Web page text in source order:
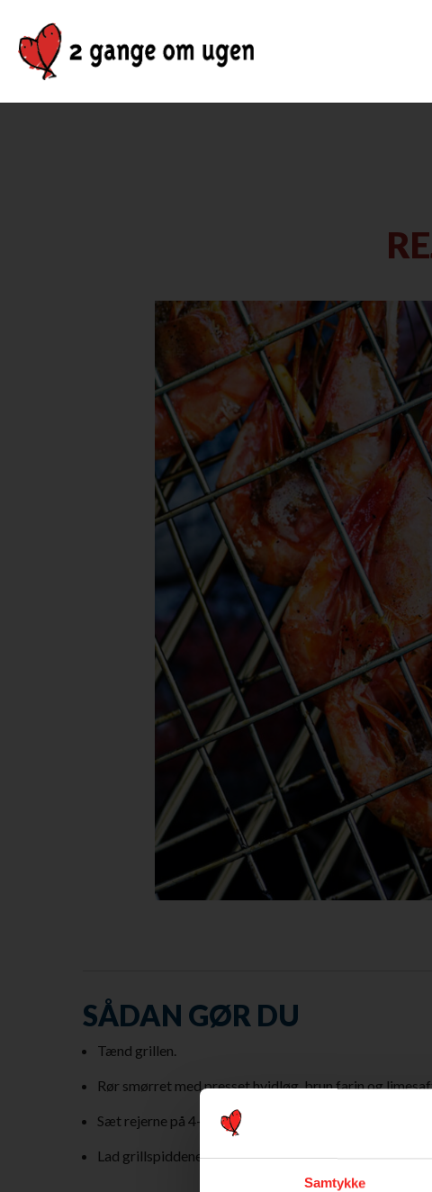
Samtykke
SÅDAN GØR DU
Tænd grillen.
Rør smørret med presset hvidløg, brun farin og
Sæt rejerne på 4-8 spid, og smør limesmørret direkte
Lad grillspiddene stå i køleskabet i 30 minutter, inden